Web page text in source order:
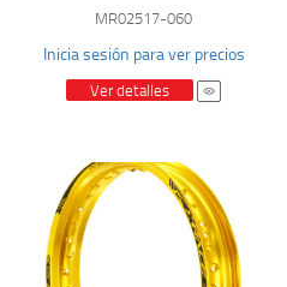
MR02517-060
Inicia sesión para ver precios
Ver detalles